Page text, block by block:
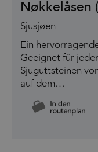
Nøkkelåsen
Sjusjøen
Ein
Geeignet für
Sjuguttsteinen
auf dem…